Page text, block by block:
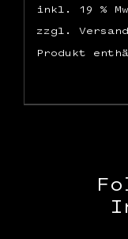
inkl. 19 %
zzgl.
Produkt